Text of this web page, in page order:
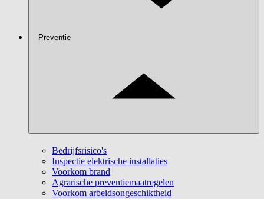
Preventie
Bedrijfsrisico's
Inspectie elektrische installaties
Voorkom brand
Agrarische preventiemaatregelen
Voorkom arbeidsongeschiktheid